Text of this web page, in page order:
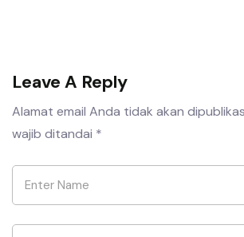
Leave A Reply
Alamat email Anda tidak akan
wajib ditandai *